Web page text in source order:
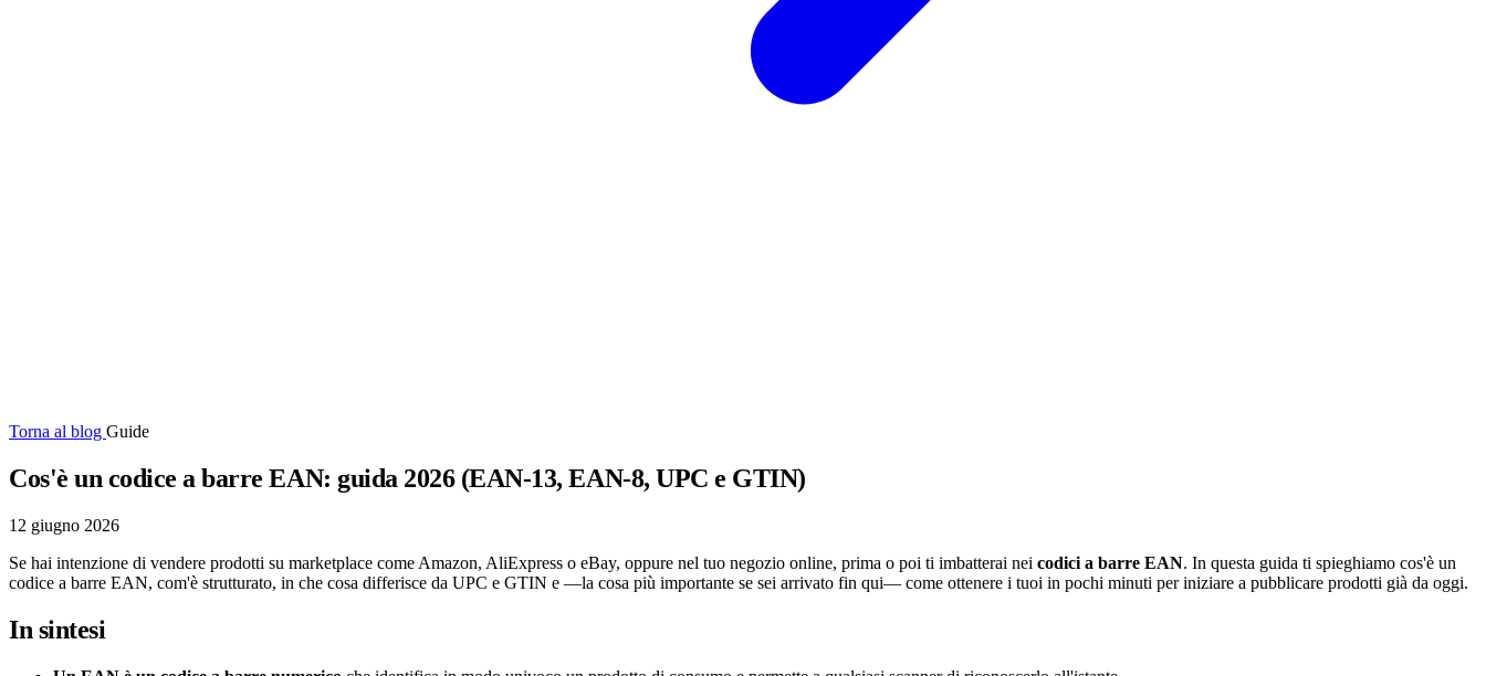
Torna al blog Guide
Cos'è un codice a barre EAN: guida 2026 (EAN-13, EAN-8, UPC e GTIN)
12 giugno 2026
Se hai intenzione di vendere prodotti su marketplace come Amazon, AliExpress o eBay, oppure nel tuo negozio online, prima o poi ti imbatterai nei codici a barre EAN. In questa guida ti spieghiamo cos'è un
codice a barre EAN, com'è strutturato, in che cosa differisce da UPC e GTIN e —la cosa più importante se sei arrivato fin qui— come ottenere i tuoi in pochi minuti per iniziare a pubblicare prodotti già da oggi.
In sintesi